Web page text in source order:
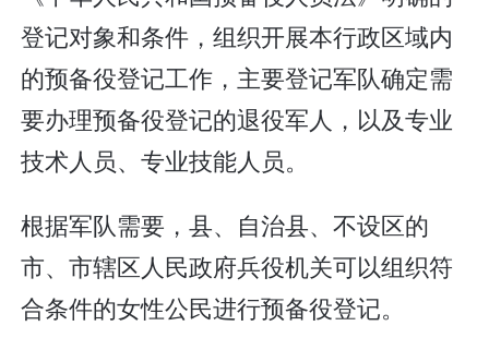
登记对象和条件，组织开展本行政区域内
的预备役登记工作，主要登记军队确定需
要办理预备役登记的退役军人，以及专业
技术人员、专业技能人员。
根据军队需要，县、自治县、不设区的
市、市辖区人民政府兵役机关可以组织符
合条件的女性公民进行预备役登记。